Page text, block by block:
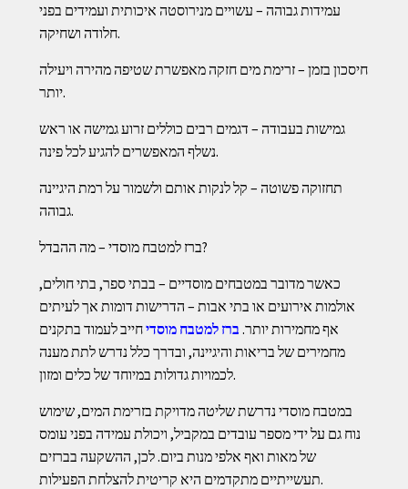
עמידות גבוהה – עשויים מנירוסטה איכותית ועמידים בפני
חלודה ושחיקה.
חיסכון בזמן – זרימת מים חזקה מאפשרת שטיפה מהירה ויעילה
יותר.
גמישות בעבודה – דגמים רבים כוללים זרוע גמישה או ראש
נשלף המאפשרים להגיע לכל פינה.
תחזוקה פשוטה – קל לנקות אותם ולשמור על רמת היגיינה
גבוהה.
ברז למטבח מוסדי – מה ההבדל?
כאשר מדובר במטבחים מוסדיים – בבתי ספר, בתי חולים,
אולמות אירועים או בתי אבות – הדרישות דומות אך לעיתים
אף מחמירות יותר. ברז למטבח מוסדיחייב לעמוד בתקנים
מחמירים של בריאות והיגיינה, ובדרך כלל נדרש לתת מענה
לכמויות גדולות במיוחד של כלים ומזון.
במטבח מוסדי נדרשת שליטה מדויקת בזרימת המים, שימוש
נוח גם על ידי מספר עובדים במקביל, ויכולת עמידה בפני עומס
של מאות ואף אלפי מנות ביום. לכן, ההשקעה בברזים
תעשייתיים מתקדמים היא קריטית להצלחת הפעילות.